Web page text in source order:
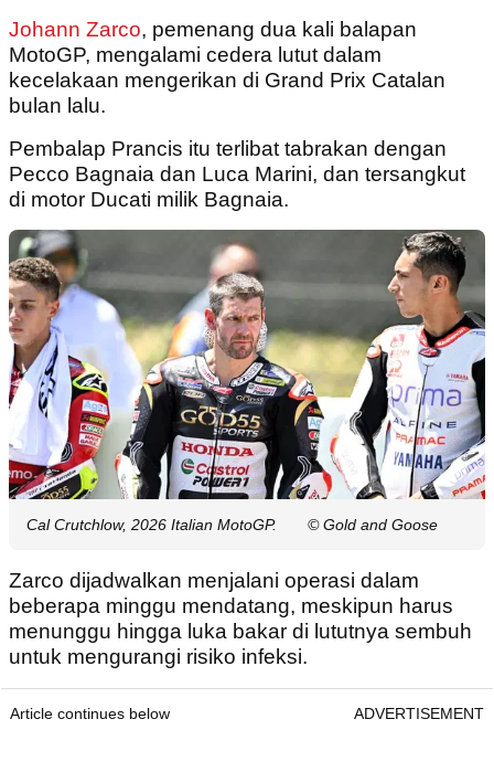
Johann Zarco, pemenang dua kali balapan
MotoGP, mengalami cedera lutut dalam
kecelakaan mengerikan di Grand Prix Catalan
bulan lalu.
Pembalap Prancis itu terlibat tabrakan dengan
Pecco Bagnaia dan Luca Marini, dan tersangkut
di motor Ducati milik Bagnaia.
Cal Crutchlow, 2026 Italian MotoGP. © Gold and Goose
Zarco dijadwalkan menjalani operasi dalam
beberapa minggu mendatang, meskipun harus
menunggu hingga luka bakar di lututnya sembuh
untuk mengurangi risiko infeksi.
Article continues below ADVERTISEMENT